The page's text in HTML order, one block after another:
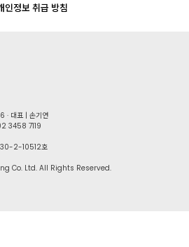
인정보 취급 방침
· 대표 | 손기연
34​58 7119
30-2-10512호
Co. Ltd. All Rights Reserved.